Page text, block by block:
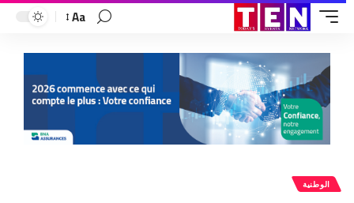
Aa
الوطنية